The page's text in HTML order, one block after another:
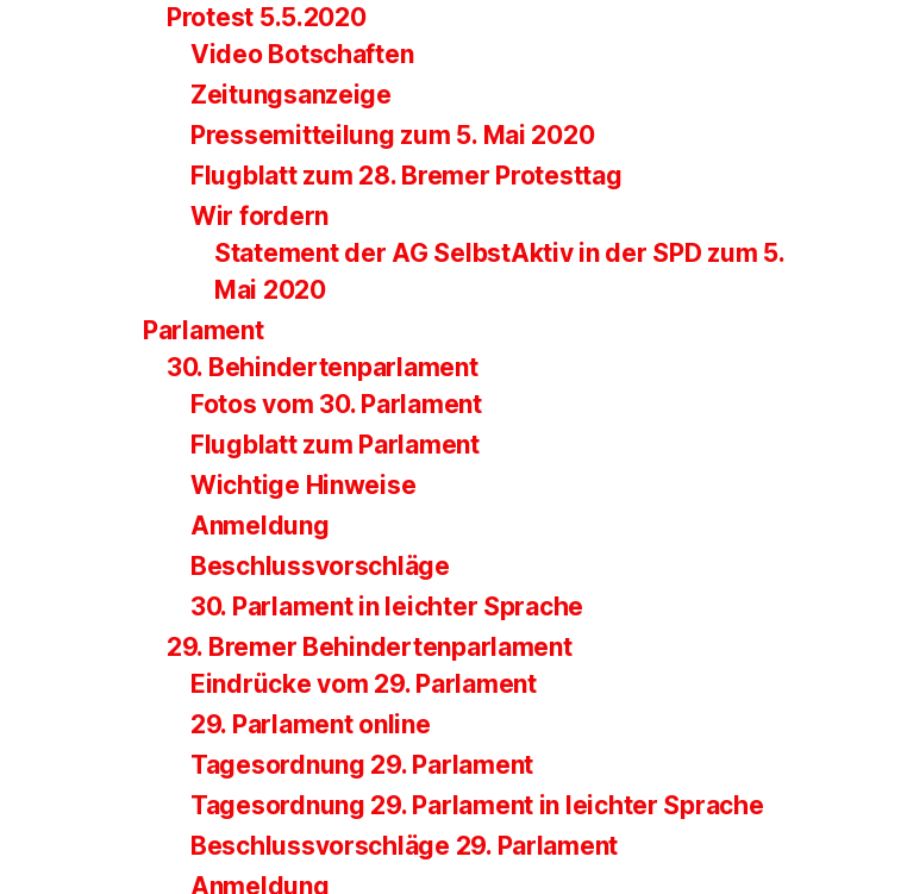
Protest 5.5.2020
Video Botschaften
Zeitungsanzeige
Pressemitteilung zum 5. Mai 2020
Flugblatt zum 28. Bremer Protesttag
Wir fordern
Statement der AG SelbstAktiv in der SPD zum 5.
Mai 2020
Parlament
30. Behindertenparlament
Fotos vom 30. Parlament
Flugblatt zum Parlament
Wichtige Hinweise
Anmeldung
Beschlussvorschläge
30. Parlament in leichter Sprache
29. Bremer Behindertenparlament
Eindrücke vom 29. Parlament
29. Parlament online
Tagesordnung 29. Parlament
Tagesordnung 29. Parlament in leichter Sprache
Beschlussvorschläge 29. Parlament
Anmeldung